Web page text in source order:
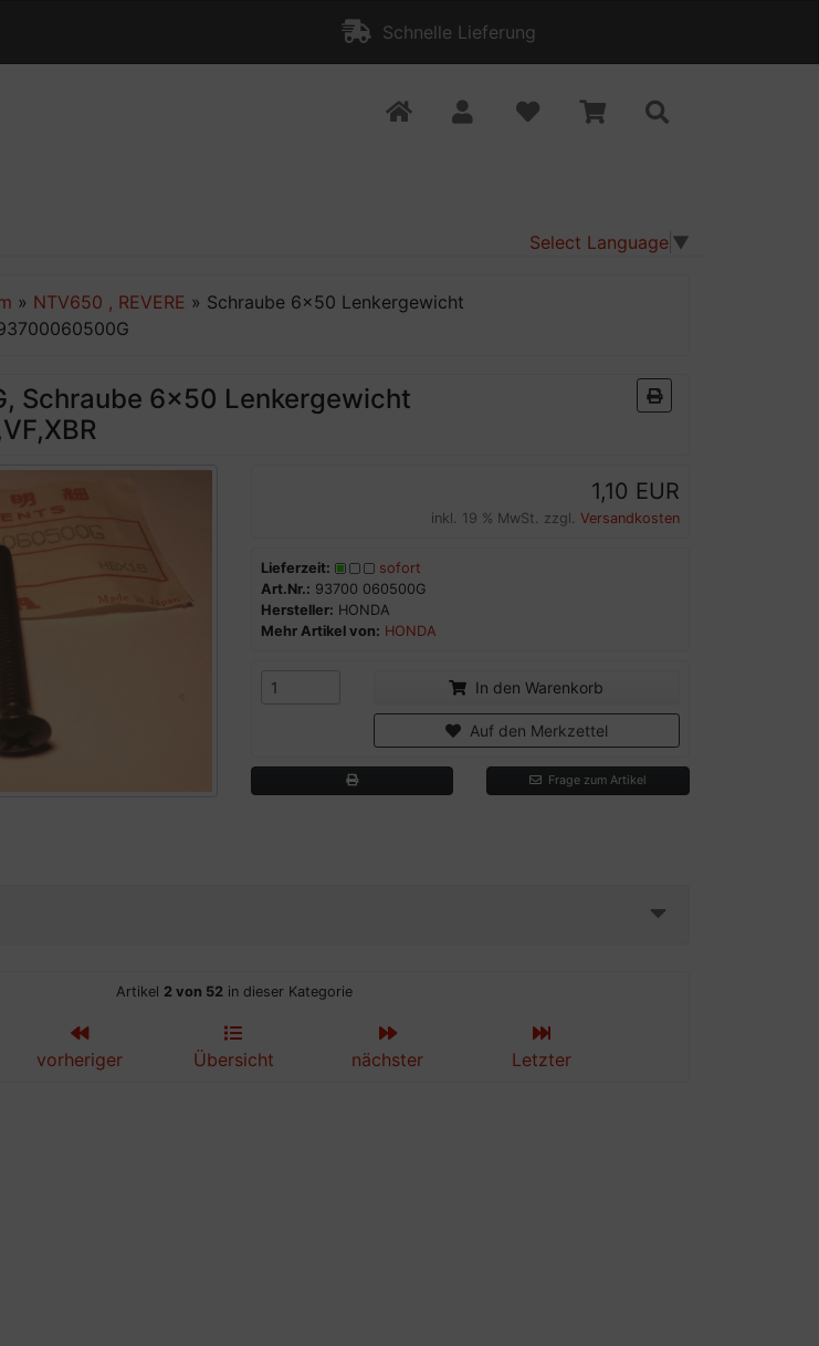
Schnelle Lieferung
Select Language ▼
» NTV650 , REVERE » Schraube 6x50 Lenkergewicht
Schraube 6x50 Lenkergewicht
1,10 EUR
inkl. 19 % MwSt. zzgl. Versandkosten
Lieferzeit:
sofort
Art.Nr.: 93700 060500G
Hersteller: HONDA
Mehr Artikel von: HONDA
In den Warenkorb
Auf den Merkzettel
Frage zum Artikel
Artikel 2 von 52 in dieser Kategorie
vorheriger Übersicht nächster Letzter